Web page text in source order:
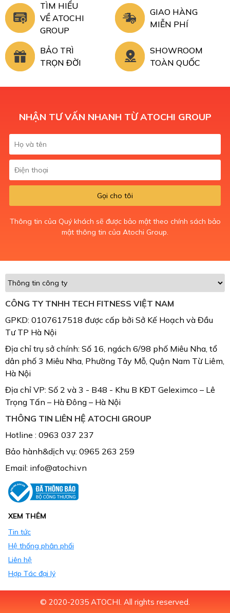
TÌM HIỂU
VỀ ATOCHI
GROUP
GIAO HÀNG
MIỄN PHÍ
BẢO TRÌ
TRỌN ĐỜI
SHOWROOM
TOÀN QUỐC
NHẬN TƯ VẤN NHANH TỪ ATOCHI GROUP
Gọi cho tôi
Thông tin của Quý khách sẽ được bảo mật theo chính sách bảo
mật thông tin của Atochi Group.
CÔNG TY TNHH TECH FITNESS VIỆT NAM
GPKD: 0107617518 được cấp bởi Sở Kế Hoạch và Đầu
Tư TP Hà Nội
Địa chỉ trụ sở chính: Số 16, ngách 6/98 phố Miêu Nha, tổ
dân phố 3 Miêu Nha, Phường Tây Mỗ, Quận Nam Từ Liêm,
Hà Nội
Địa chỉ VP: Số 2 và 3 - B48 - Khu B KĐT Geleximco – Lê
Trọng Tấn – Hà Đông – Hà Nội
THÔNG TIN LIÊN HỆ ATOCHI GROUP
Hotline : 0963 037 237
Bảo hành&dịch vụ: 0965 263 259
Email: info@atochi.vn
XEM THÊM
Tin tức
Hệ thống phân phối
Liên hệ
Hợp Tác đại lý
© 2020-2035 ATOCHI. All rights reserved.